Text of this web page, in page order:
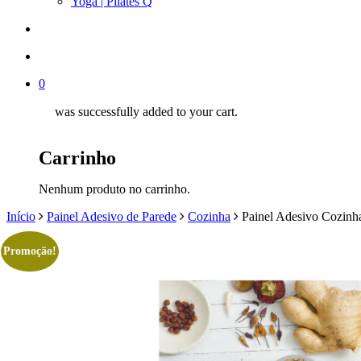
0
was successfully added to your cart.
Carrinho
Nenhum produto no carrinho.
Início
Painel Adesivo de Parede Cozinha Painel Adesivo
Promoção!